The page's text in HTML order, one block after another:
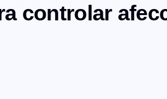
controlar